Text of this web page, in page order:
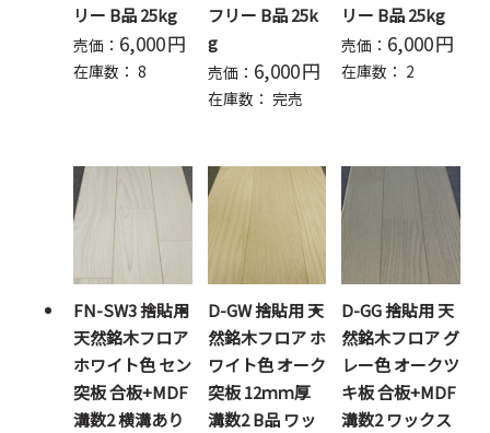
リー B品 25kg
売価： 6,000円
在庫数： 8
フリー B品 25k
g
売価： 6,000円
在庫数： 完売
リー B品 25kg
売価： 6,000円
在庫数： 2
FN-SW3 捨貼用
天然銘木フロア
ホワイト色 セン
突板 合板+MDF
溝数2 横溝あり
D-GW 捨貼用 天
然銘木フロア ホ
ワイト色 オーク
突板 12ｍｍ厚
溝数2 B品 ワッ
D-GG 捨貼用 天
然銘木フロア グ
レー色 オークツ
キ板 合板+MDF
溝数2 ワックス